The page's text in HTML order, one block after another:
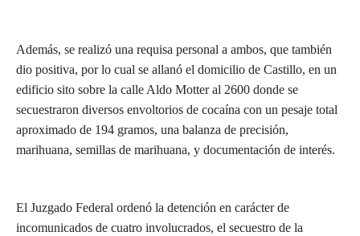
Además, se realizó una requisa personal a ambos, que también
dio positiva, por lo cual se allanó el domicilio de Castillo, en un
edificio sito sobre la calle Aldo Motter al 2600 donde se
secuestraron diversos envoltorios de cocaína con un pesaje total
aproximado de 194 gramos, una balanza de precisión,
marihuana, semillas de marihuana, y documentación de interés.
El Juzgado Federal ordenó la detención en carácter de
incomunicados de cuatro involucrados, el secuestro de la